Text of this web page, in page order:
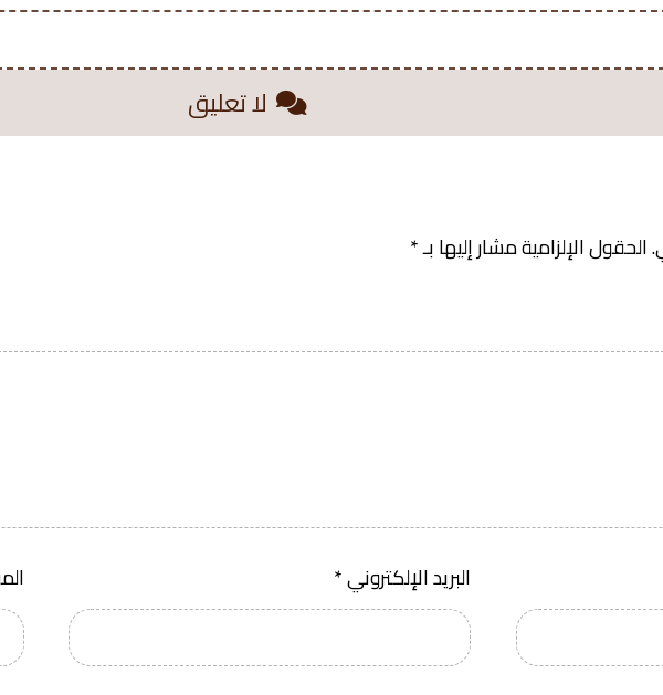
لا تعليق
الحقول الإلزامية مشار إليها بـ*
البريد الإلكتروني*